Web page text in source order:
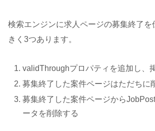
検索エンジンに求人ページの募集終了を
きく3つあります。
validThroughプロパティを追加し、
募集終了した案件ページはただちに
募集終了した案件ページから
ータを削除する